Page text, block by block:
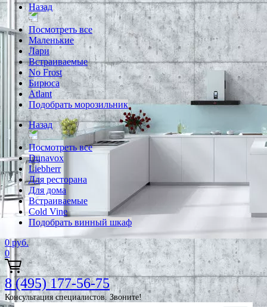
Назад
Посмотреть все
Маленькие
Лари
Встраиваемые
No Frost
Бирюса
Atlant
Подобрать морозильник
Назад
Посмотреть все
Dunavox
Liebherr
Для ресторана
Для дома
Встраиваемые
Cold Vine
Подобрать винный шкаф
0 руб.
0
8 (495) 177-56-75
Консультация специалистов. Звоните!